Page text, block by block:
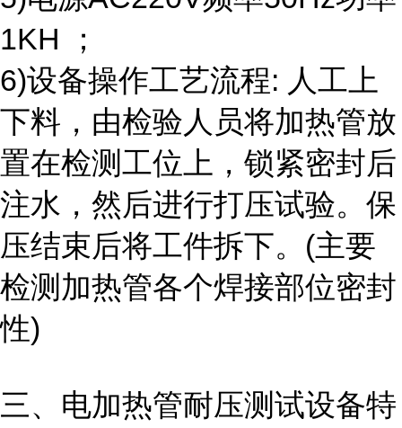
1KH ；
6)设备操作工艺流程: 人工上
下料，由检验人员将加热管放
置在检测工位上，锁紧密封后
注水，然后进行打压试验。保
压结束后将工件拆下。(主要
检测加热管各个焊接部位密封
性)
三、 电加热管耐压测试设备特